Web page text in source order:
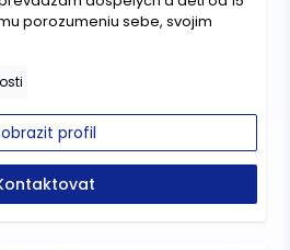
porozumeniu sebe, svojim
profil